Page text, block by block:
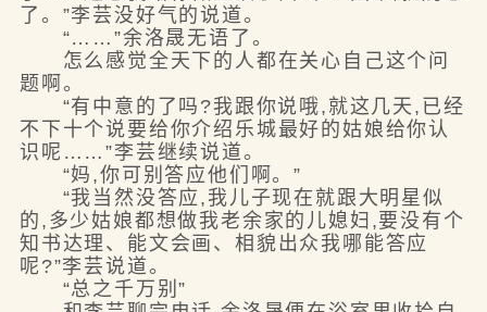
了。”李芸没好气的说道。
“……”余洛晟无语了。
怎么感觉全天下的人都在关心自己这个问
题啊。
“有中意的了吗?我跟你说哦,就这几天,已经
不下十个说要给你介绍乐城最好的姑娘给你认
识呢……”李芸继续说道。
“妈,你可别答应他们啊。”
“我当然没答应,我儿子现在就跟大明星似
的,多少姑娘都想做我老余家的儿媳妇,要没有个
知书达理、能文会画、相貌出众我哪能答应
呢?”李芸说道。
“总之千万别”